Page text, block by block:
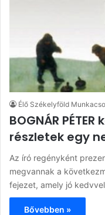
Élő Székelyföld
BOGNÁR
részletek egy
Az író regényként
megvannak a
fejezet, amely jó
Bővebben »